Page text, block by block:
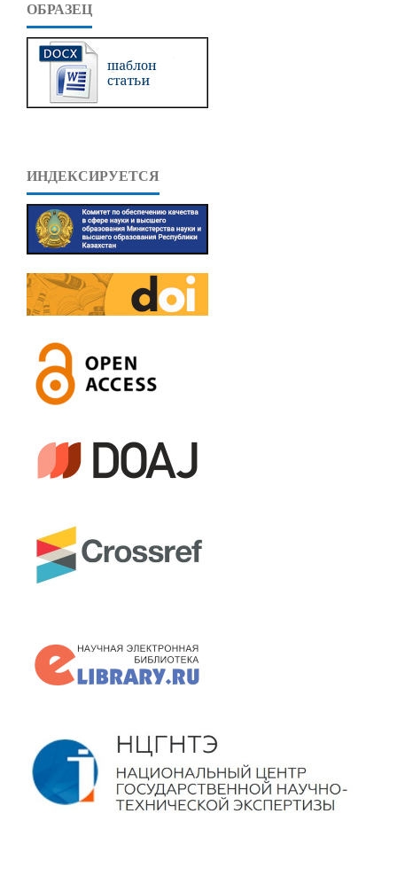
ОБРАЗЕЦ
ИНДЕКСИРУЕТСЯ